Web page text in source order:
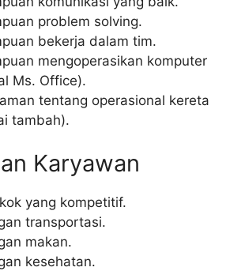
problem solving.
bekerja dalam tim.
mengoperasikan komputer
Ms. Office).
tentang operasional kereta
tambah).
Karyawan
yang kompetitif.
transportasi.
makan.
kesehatan.